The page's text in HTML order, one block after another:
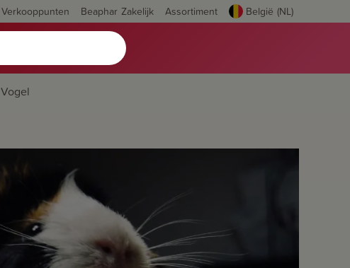
Verkooppunten Beaphar Zakelijk Assortiment België (NL)
Vogel